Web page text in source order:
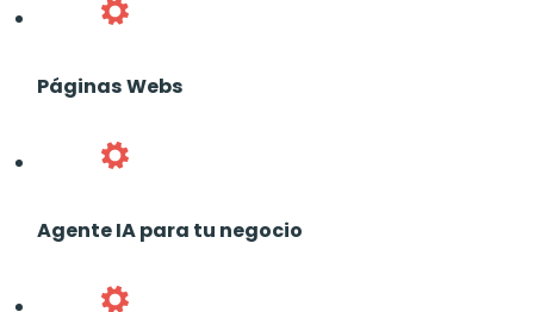
Páginas Webs
Agente IA para tu negocio